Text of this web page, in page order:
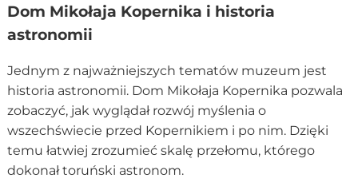
Dom Mikołaja Kopernika i historia
astronomii
Jednym z najważniejszych tematów muzeum jest
historia astronomii. Dom Mikołaja Kopernika pozwala
zobaczyć, jak wyglądał rozwój myślenia o
wszechświecie przed Kopernikiem i po nim. Dzięki
temu łatwiej zrozumieć skalę przełomu, którego
dokonał toruński astronom.